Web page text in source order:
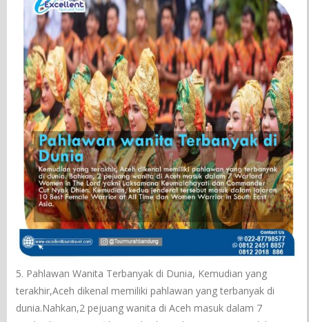
5. Pahlawan Wanita Terbanyak di Dunia, Kemudian yang
terakhir,Aceh dikenal memiliki pahlawan yang terbanyak di
dunia.Nahkan,2 pejuang wanita di Aceh masuk dalam 7